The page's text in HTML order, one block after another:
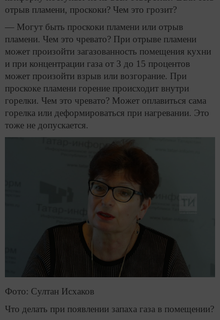
отрыв пламени, проскоки? Чем это грозит?
— Могут быть проскоки пламени или отрыв
пламени. Чем это чревато? При отрыве пламени
может произойти загазованность помещения кухни
и при концентрации газа от 3 до 15 процентов
может произойти взрыв или возгорание. При
проскоке пламени горение происходит внутри
горелки. Чем это чревато? Может оплавиться сама
горелка или деформироваться при нагревании. Это
тоже не допускается.
Фото: Султан Исхаков
Что делать при появлении запаха газа в помещении?